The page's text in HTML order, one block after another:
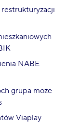
restrukturyzacji
NABE
grupa może
Viaplay